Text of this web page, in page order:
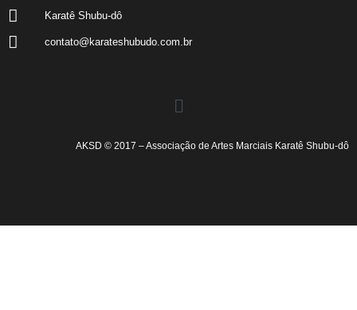
Karatê Shubu-dô
contato@karateshubudo.com.br
AKSD © 2017 – Associação de Artes Marciais Karatê Shubu-dô